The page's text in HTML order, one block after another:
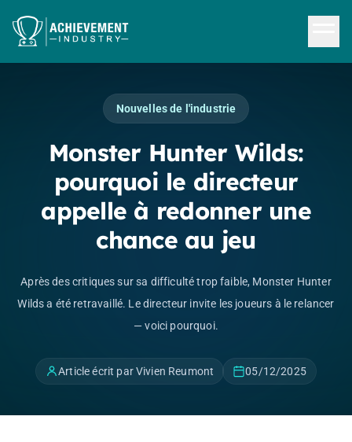
Nouvelles de l'industrie
Monster Hunter Wilds:
pourquoi le directeur
appelle à redonner une
chance au jeu
Après des critiques sur sa difficulté trop faible, Monster Hunter
Wilds a été retravaillé. Le directeur invite les joueurs à le relancer
— voici pourquoi.
Article écrit par Vivien Reumont 05/12/2025